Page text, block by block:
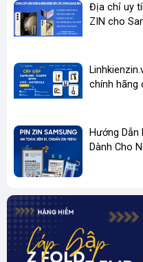
màn hình VIVO Y20i
màn hình iQOO U1X
màn hình VIVO Y10
màn hình VIVO Y10 T2
màn hình VIVO Y01
màn hình VIVO Y01A
thay màn hình VIVO Y11s
thay màn hình VIVO Y20s
thay màn hình VIVO Y15s
thay màn hình VIVO Y12s
LCD VIVO Y11s
LCD VIVO Y20s
LCD VIVO Y15s
LCD VIVO Y01
màn hình cảm ứng VIVO Y20
Địa chỉ uy
ZIN cho
chính hãng
Hướng Dẫn
Dành Cho